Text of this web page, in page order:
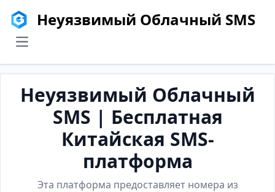
Неуязвимый Облачный SMS
menu
Неуязвимый Облачный
SMS | Бесплатная
Китайская SMS-
платформа
Эта платформа предоставляет номера из